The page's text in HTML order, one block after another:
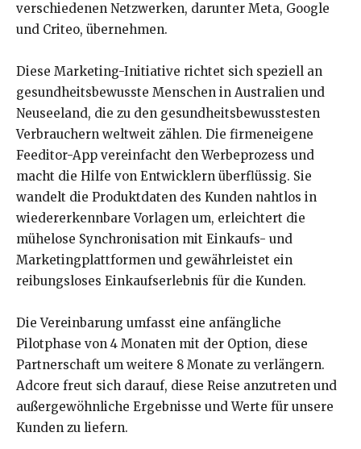
verschiedenen Netzwerken, darunter Meta, Google
und Criteo, übernehmen.
Diese Marketing-Initiative richtet sich speziell an
gesundheitsbewusste Menschen in Australien und
Neuseeland, die zu den gesundheitsbewusstesten
Verbrauchern weltweit zählen. Die firmeneigene
Feeditor-App vereinfacht den Werbeprozess und
macht die Hilfe von Entwicklern überflüssig. Sie
wandelt die Produktdaten des Kunden nahtlos in
wiedererkennbare Vorlagen um, erleichtert die
mühelose Synchronisation mit Einkaufs- und
Marketingplattformen und gewährleistet ein
reibungsloses Einkaufserlebnis für die Kunden.
Die Vereinbarung umfasst eine anfängliche
Pilotphase von 4 Monaten mit der Option, diese
Partnerschaft um weitere 8 Monate zu verlängern.
Adcore freut sich darauf, diese Reise anzutreten und
außergewöhnliche Ergebnisse und Werte für unsere
Kunden zu liefern.